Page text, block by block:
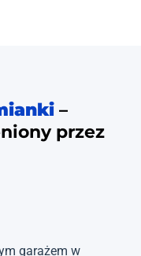
–
przez
garażem w